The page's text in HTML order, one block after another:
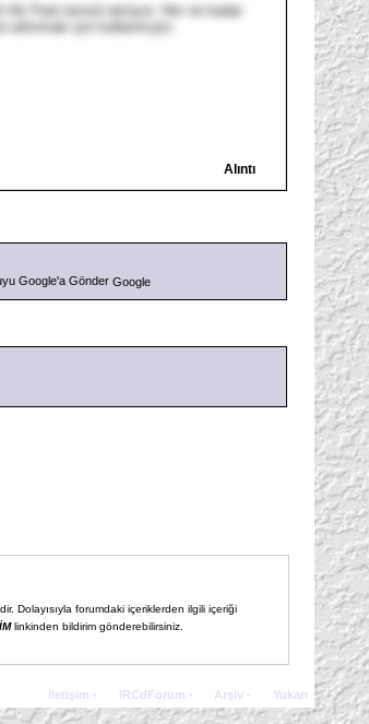
Ak Parti temsil etmiyor. Her ne kadar
için kullanmıştır.
Alıntı
Google
Dolayısıyla forumdaki içeriklerden ilgili içeriği
linkinden bildirim gönderebilirsiniz.
İletişim - IRCdForum - Arşiv - Yukarı